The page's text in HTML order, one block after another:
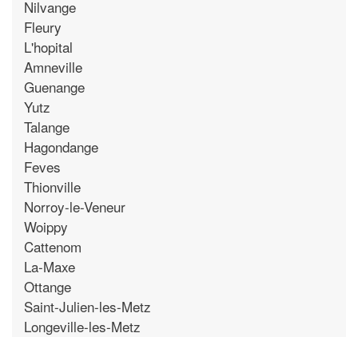
Nilvange
Fleury
L'hopital
Amneville
Guenange
Yutz
Talange
Hagondange
Feves
Thionville
Norroy-le-Veneur
Woippy
Cattenom
La-Maxe
Ottange
Saint-Julien-les-Metz
Longeville-les-Metz